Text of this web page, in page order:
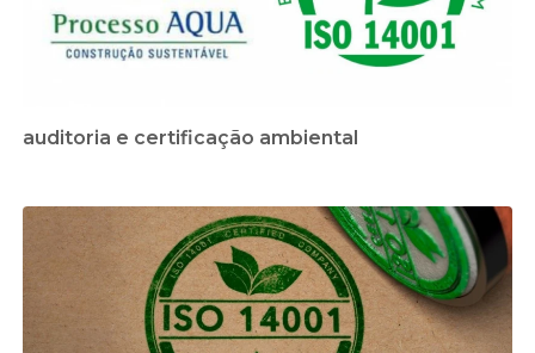
auditoria e certificação ambiental